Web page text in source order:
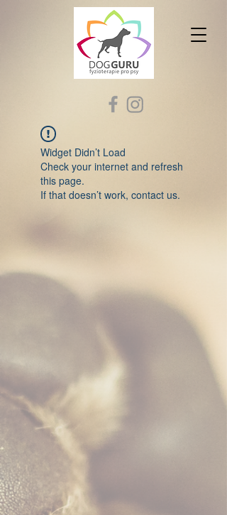
Widget Didn’t Load
Check your internet and refresh
this page.
If that doesn’t work, contact us.